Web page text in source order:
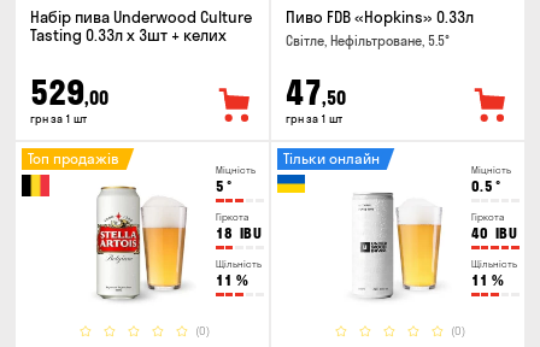
Набір пива Underwood Culture
Tasting 0.33л x 3шт + келих
529,00
грн за 1 шт
Пиво FDB «Hopkins» 0.33л
Світле, Нефільтроване, 5.5°
47,50
грн за 1 шт
Міцність
5 °
Гіркота
18 IBU
Щільність
11 %
(0)
Топ продажів
Міцність
0.5 °
Гіркота
40 IBU
Щільність
11 %
(0)
Тільки онлайн